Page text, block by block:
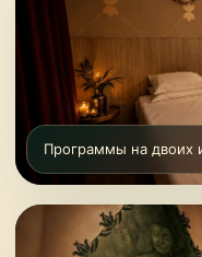
Программы на двоих